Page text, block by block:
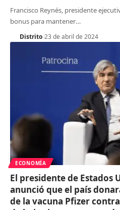
Francisco Reynés, presidente
bonus para mantener…
Distrito 23 de abril de 2024
ECONOMÍA
El presidente de Estados
anunció que el país
de la vacuna Pfizer